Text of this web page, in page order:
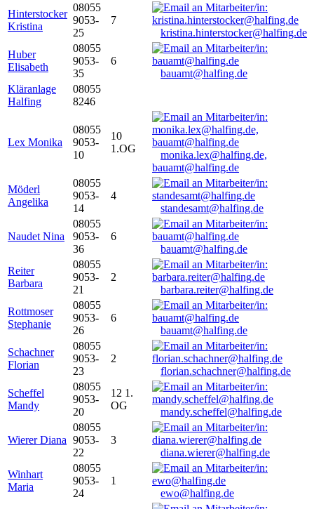
Hinterstocker
Kristina
08055
9053-
25
7
kristina.hinterstocker@halfing.de
Huber
Elisabeth
08055
9053-
35
6
bauamt@halfing.de
Kläranlage
Halfing
08055
8246
Lex Monika
08055
9053-
10
10
1.OG
monika.lex@halfing.de,
bauamt@halfing.de
Möderl
Angelika
08055
9053-
14
4
standesamt@halfing.de
Naudet Nina
08055
9053-
36
6
bauamt@halfing.de
Reiter
Barbara
08055
9053-
21
2
barbara.reiter@halfing.de
Rottmoser
Stephanie
08055
9053-
26
6
bauamt@halfing.de
Schachner
Florian
08055
9053-
23
2
florian.schachner@halfing.de
Scheffel
Mandy
08055
9053-
20
12 1.
OG
mandy.scheffel@halfing.de
Wierer Diana
08055
9053-
22
3
diana.wierer@halfing.de
Winhart
Maria
08055
9053-
24
1
ewo@halfing.de